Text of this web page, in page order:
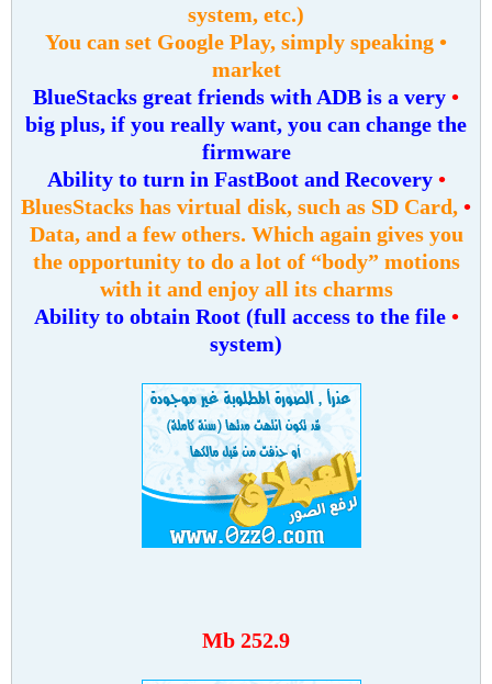
system, etc.)
• You can set Google Play, simply speaking
market
•
BlueStacks great friends with ADB is a very
big plus, if you really want, you can change the
firmware
•
Ability to turn in FastBoot and Recovery
•
BluesStacks has virtual disk, such as SD Card,
Data, and a few others. Which again gives you
the opportunity to do a lot of “body” motions
with it and enjoy all its charms
•
Ability to obtain Root (full access to the file
system)
252.9 Mb